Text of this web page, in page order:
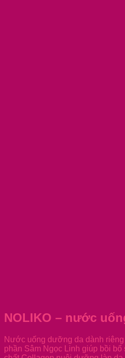
NOLIKO – nước
Nước uống dưỡng da dành
phần Sâm Ngọc Linh giúp bồi